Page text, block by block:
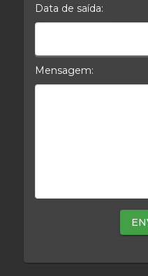
Data de saída:
Mensagem: